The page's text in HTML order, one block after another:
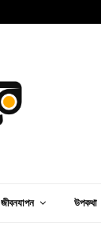
জীবনযাপন উপকথা